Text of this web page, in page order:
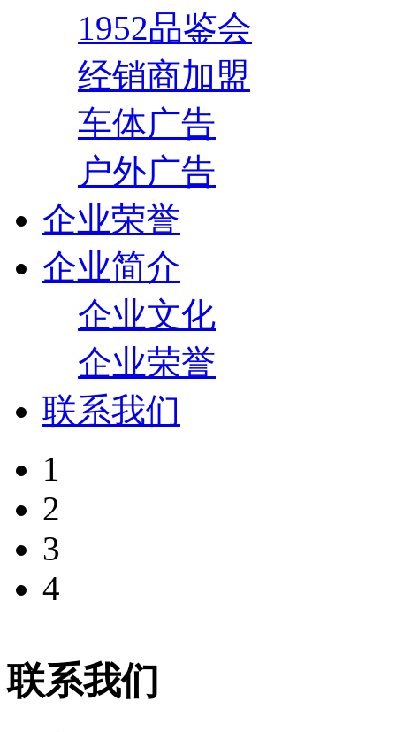
1952品鉴会
经销商加盟
车体广告
户外广告
企业荣誉
企业简介
企业文化
企业荣誉
联系我们
1
2
3
4
联系我们